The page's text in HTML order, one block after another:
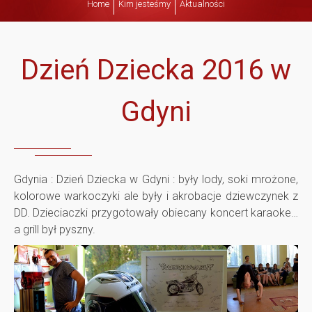
z
i
D
z
i
e
Home Kim jesteśmy Aktualności
Dzień Dziecka 2016 w
Gdyni
Gdynia : Dzień Dziecka w Gdyni : były lody, soki mrożone,
kolorowe warkoczyki ale były i akrobacje dziewczynek z
DD. Dzieciaczki przygotowały obiecany koncert karaoke…
a grill był pyszny.